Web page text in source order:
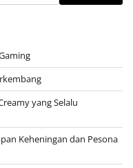
yang Selalu
Keheningan dan Pesona